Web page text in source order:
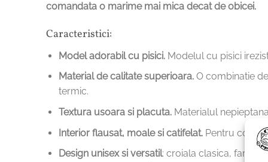
comandata o marime mai mica decat de obicei.
Caracteristici:
Model adorabil cu pisici.Modelul cu pisici
Material de calitate superioara.O combinatie
termic.
Textura usoara si placuta.Materialul
Interior flausat, moale si catifelat.Pentru
Design unisex si versatil: croiala clasica, fara